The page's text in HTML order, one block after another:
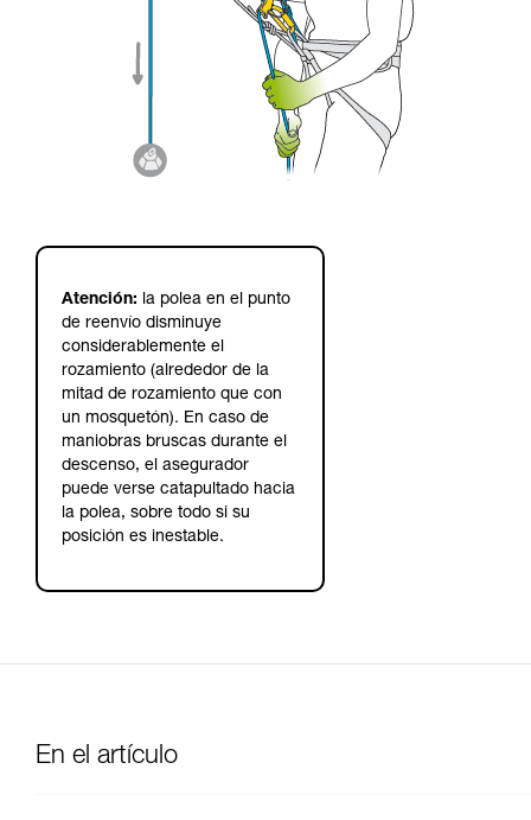
Atención: la polea en el punto
de reenvío disminuye
considerablemente el
rozamiento (alrededor de la
mitad de rozamiento que con
un mosquetón). En caso de
maniobras bruscas durante el
descenso, el asegurador
puede verse catapultado hacia
la polea, sobre todo si su
posición es inestable.
En el artículo